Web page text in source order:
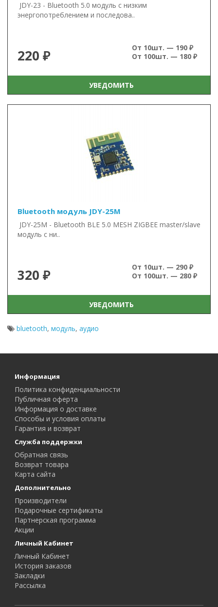
JDY-23 - Bluetooth 5.0 модуль с низким
энергопотреблением и последова..
220 ₽
От 10шт. — 190 ₽
От 100шт. — 180 ₽
УВЕДОМИТЬ
Bluetooth модуль JDY-25M
JDY-25M - Bluetooth BLE 5.0 MESH ZIGBEE master/slave
модуль с ни..
320 ₽
От 10шт. — 290 ₽
От 100шт. — 280 ₽
УВЕДОМИТЬ
bluetooth, модуль, аудио
Информация
Политика конфиденциальности
Публичная оферта
Информация о доставке
Способы и условия оплаты
Гарантия и возврат
Служба поддержки
Обратная связь
Возврат товара
Карта сайта
Дополнительно
Производители
Подарочные сертификаты
Партнерская программа
Акции
Личный Кабинет
Личный Кабинет
История заказов
Закладки
Рассылка